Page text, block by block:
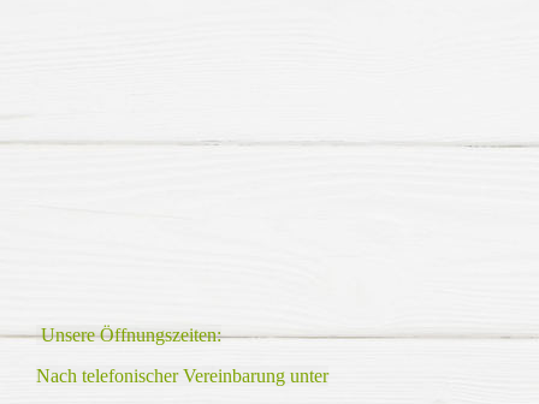
Unsere Öffnungszeiten:
Nach telefonischer Vereinbarung unter